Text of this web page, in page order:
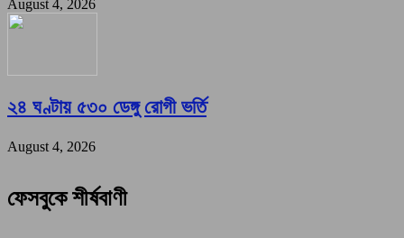
August 4, 2026
২৪ ঘণ্টায় ৫৩০ ডেঙ্গু রোগী ভর্তি
August 4, 2026
ফেসবুকে শীর্ষবাণী